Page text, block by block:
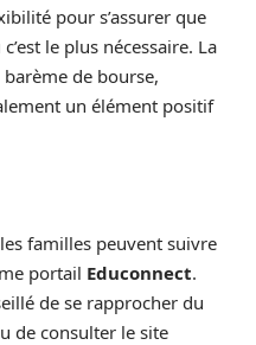
pour s’assurer que
le plus nécessaire. La
de bourse,
un élément positif
familles peuvent suivre
portail Educonnect.
de se rapprocher du
de consulter le site